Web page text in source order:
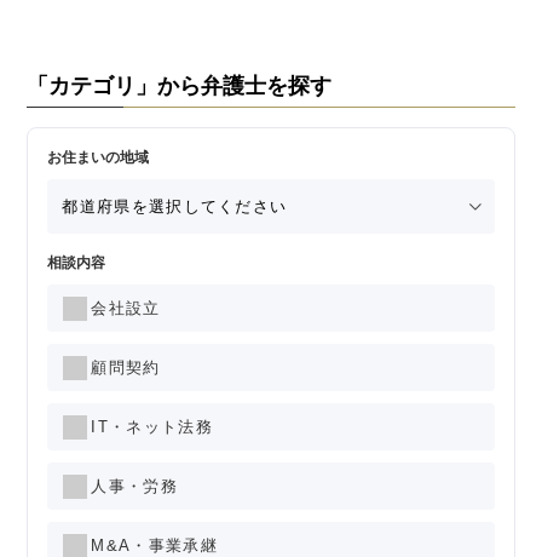
「カテゴリ」から弁護士を探す
お住まいの地域
相談内容
会社設立
顧問契約
IT・ネット法務
人事・労務
M&A・事業承継